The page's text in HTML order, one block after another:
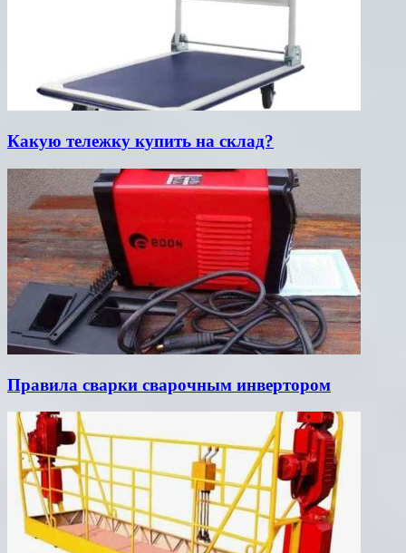
Какую тележку купить на склад?
Правила сварки сварочным инвертором